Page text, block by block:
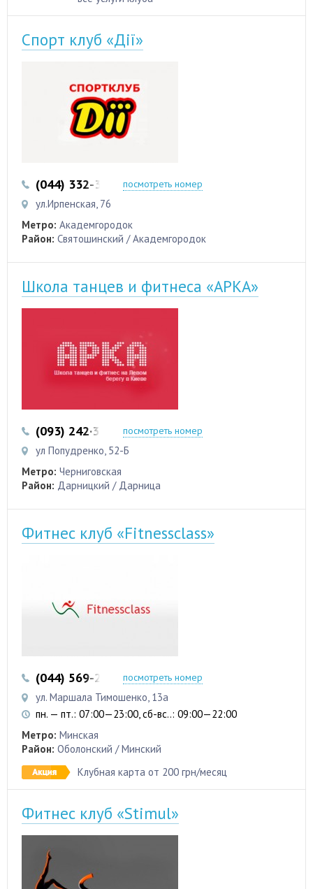
Спорт клуб «Дії»
(044) 332-32-05посмотреть номер
ул.Ирпенская, 76
Метро: Академгородок
Район: Святошинский / Академгородок
Школа танцев и фитнеса «АРКА»
(093) 242·35·08 (096) 764-15-76
посмотреть номер
ул Попудренко, 52-Б
Метро: Черниговская
Район: Дарницкий / Дарница
Фитнес клуб «Fitnessclass»
(044) 569-25-17 (044) 536-19-25
посмотреть номер
ул. Маршала Тимошенко, 13а
пн. — пт.: 07:00—23:00, сб-вс..: 09:00—22:00
Метро: Минская
Район: Оболонский / Минский
Клубная карта от 200 грн/месяц
Фитнес клуб «Stimul»